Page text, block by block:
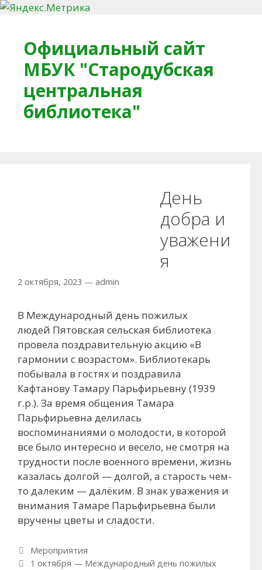
Официальный сайт
МБУК "Стародубская
центральная
библиотека"
День
добра и
уважени
я
2 октября, 2023 — admin
В Международный день пожилых
людей Пятовская сельская библиотека
провела поздравительную акцию «В
гармонии с возрастом». Библиотекарь
побывала в гостях и поздравила
Кафтанову Тамару Парьфирьевну (1939
г.р.). За время общения Тамара
Парьфирьевна делилась
воспоминаниями о молодости, в которой
все было интересно и весело, не смотря на
трудности после военного времени, жизнь
казалась долгой — долгой, а старость чем-
то далеким — далёким. В знак уважения и
внимания Тамаре Парьфирьевна были
вручены цветы и сладости.
Рубрики
Мероприятия
Навигация по записям
1 октября — Международный день пожилых